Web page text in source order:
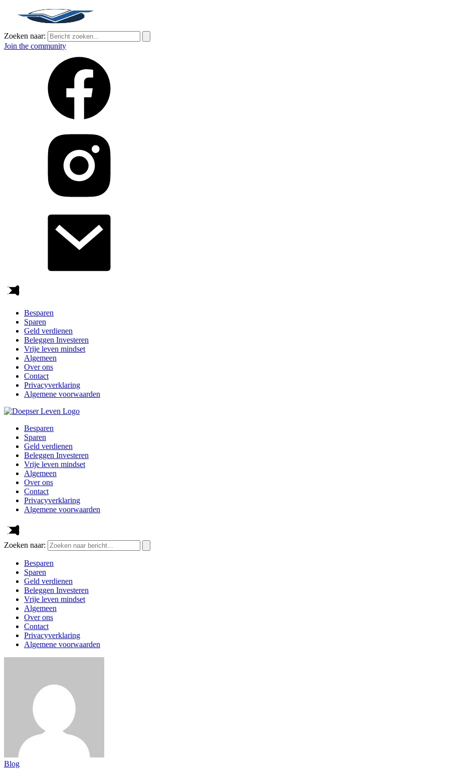
Zoeken naar:
Join the community
Besparen
Sparen
Geld verdienen
Beleggen Investeren
Vrije leven mindset
Algemeen
Over ons
Contact
Privacyverklaring
Algemene voorwaarden
Besparen
Sparen
Geld verdienen
Beleggen Investeren
Vrije leven mindset
Algemeen
Over ons
Contact
Privacyverklaring
Algemene voorwaarden
Zoeken naar:
Besparen
Sparen
Geld verdienen
Beleggen Investeren
Vrije leven mindset
Algemeen
Over ons
Contact
Privacyverklaring
Algemene voorwaarden
Blog